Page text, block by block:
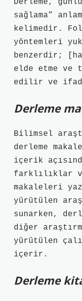
Derleme,
sağlama”
kelimedir.
yöntemleri
benzerdir;
elde etme ve
edilir ve
Derleme
Bilimsel
derleme
içerik
farklılıklar
makaleleri
yürütülen
sunarken,
diğer
yürütülen
içerir.
Derleme